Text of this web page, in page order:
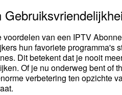
voordelen van een IPTV
hun favoriete programma's
Dit betekent dat je nooit
Of je nu onderweg bent of
verbetering ten opzichte